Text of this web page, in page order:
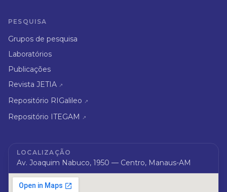
PESQUISA
Grupos de pesquisa
Laboratórios
Publicações
Revista JETIA ↗
Repositório RIGalileo ↗
Repositório ITEGAM ↗
LOCALIZAÇÃO
Av. Joaquim Nabuco, 1950 — Centro, Manaus-AM